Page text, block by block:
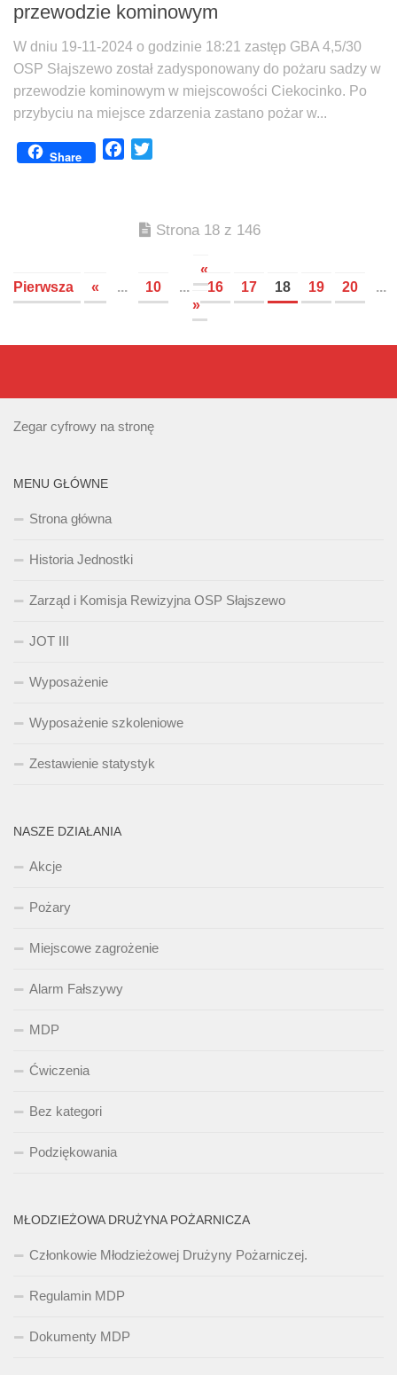
przewodzie kominowym
W dniu 19-11-2024 o godzinie 18:21 zastęp GBA 4,5/30
OSP Słajszewo został zadysponowany do pożaru sadzy w
przewodzie kominowym w miejscowości Ciekocinko. Po
przybyciu na miejsce zdarzenia zastano pożar w...
Share Facebook
Strona 18 z 146
«
Pierwsza
« ... 10 ... 16 17 18 19 20
...
»
Zegar cyfrowy na stronę
MENU GŁÓWNE
Strona główna
Historia Jednostki
Zarząd i Komisja Rewizyjna OSP Słajszewo
JOT III
Wyposażenie
Wyposażenie szkoleniowe
Zestawienie statystyk
NASZE DZIAŁANIA
Akcje
Pożary
Miejscowe zagrożenie
Alarm Fałszywy
MDP
Ćwiczenia
Bez kategori
Podziękowania
MŁODZIEŻOWA DRUŻYNA POŻARNICZA
Członkowie Młodzieżowej Drużyny Pożarniczej.
Regulamin MDP
Dokumenty MDP